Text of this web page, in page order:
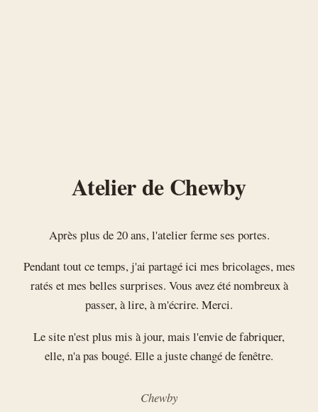
Atelier de Chewby
Après plus de 20 ans, l'atelier ferme ses portes.
Pendant tout ce temps, j'ai partagé ici mes bricolages, mes
ratés et mes belles surprises. Vous avez été nombreux à
passer, à lire, à m'écrire. Merci.
Le site n'est plus mis à jour, mais l'envie de fabriquer,
elle, n'a pas bougé. Elle a juste changé de fenêtre.
Chewby